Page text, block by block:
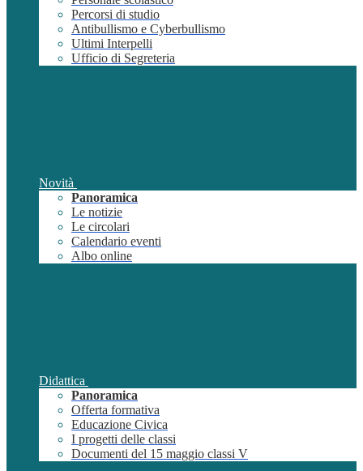
Percorsi di studio
Antibullismo e Cyberbullismo
Ultimi Interpelli
Ufficio di Segreteria
Novità
Panoramica
Le notizie
Le circolari
Calendario eventi
Albo online
Didattica
Panoramica
Offerta formativa
Educazione Civica
I progetti delle classi
Documenti del 15 maggio classi V